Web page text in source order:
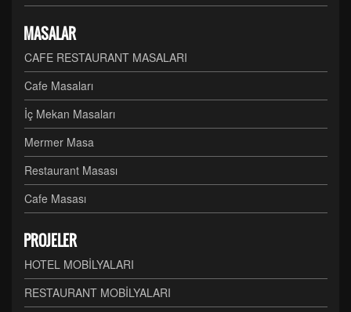
MASALAR
CAFE RESTAURANT MASALARI
Cafe Masaları
İç Mekan Masaları
Mermer Masa
Restaurant Masası
Cafe Masası
PROJELER
HOTEL MOBİLYALARI
RESTAURANT MOBİLYALARI